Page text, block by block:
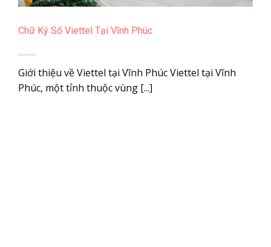
Chữ Ký Số Viettel Tại Vĩnh Phúc
Giới thiệu về Viettel tại Vĩnh Phúc Viettel tại Vĩnh
Phúc, một tỉnh thuộc vùng [...]